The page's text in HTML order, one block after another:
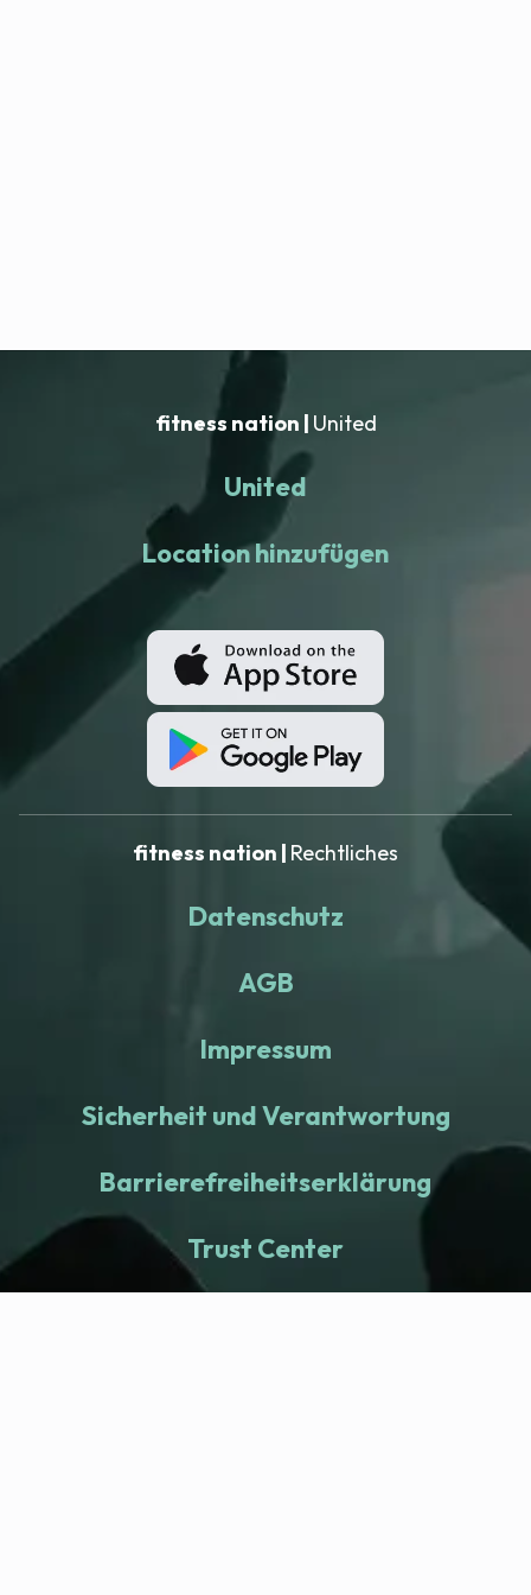
fitness nation | United
United
Location hinzufügen
fitness nation | Rechtliches
Datenschutz
AGB
Impressum
Sicherheit und Verantwortung
Barrierefreiheitserklärung
Trust Center